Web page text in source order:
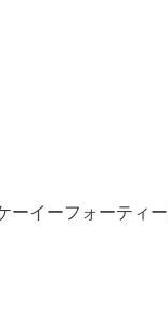
イーフォーティー